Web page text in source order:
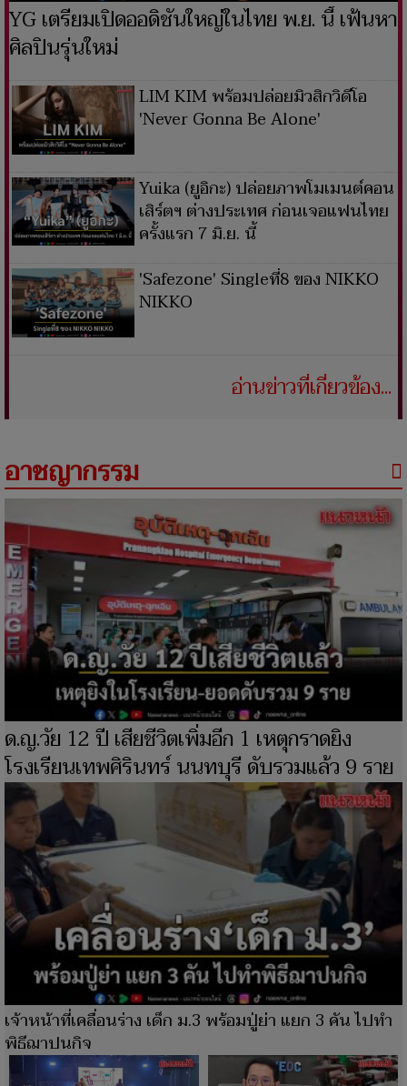
YG เตรียมเปิดออดิชันใหญ่ในไทย พ.ย. นี้ เฟ้นหา
ศิลปินรุ่นใหม่
LIM KIM พร้อมปล่อยมิวสิกวิดีโอ
'Never Gonna Be Alone'
Yuika (ยูอิกะ) ปล่อยภาพโมเมนต์คอน
เสิร์ตฯ ต่างประเทศ ก่อนเจอแฟนไทย
ครั้งแรก 7 มิ.ย. นี้
'Safezone' Singleที่8 ของ NIKKO
NIKKO
อ่านข่าวที่เกี่ยวข้อง...
อาชญากรรม
ด.ญ.วัย 12 ปี เสียชีวิตเพิ่มอีก 1 เหตุกราดยิง
โรงเรียนเทพศิรินทร์ นนทบุรี ดับรวมแล้ว 9 ราย
เจ้าหน้าที่เคลื่อนร่าง เด็ก ม.3 พร้อมปู่ย่า แยก 3 คัน ไปทำ
พิธีฌาปนกิจ